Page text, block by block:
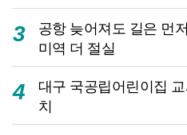
3
공항 늦어져도 길은 먼
미역 더 절실
4
대구 국공립어린이집
치